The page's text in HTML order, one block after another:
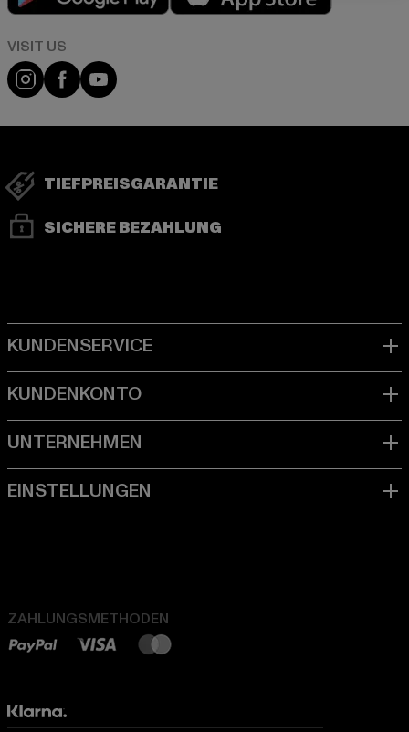
Visit our Instagram page:
Visit our Facebook page:
Visit our YouTube channel:
TIEFPREISGARANTIE
SICHERE BEZAHLUNG
ZAHLUNGSMETHODEN